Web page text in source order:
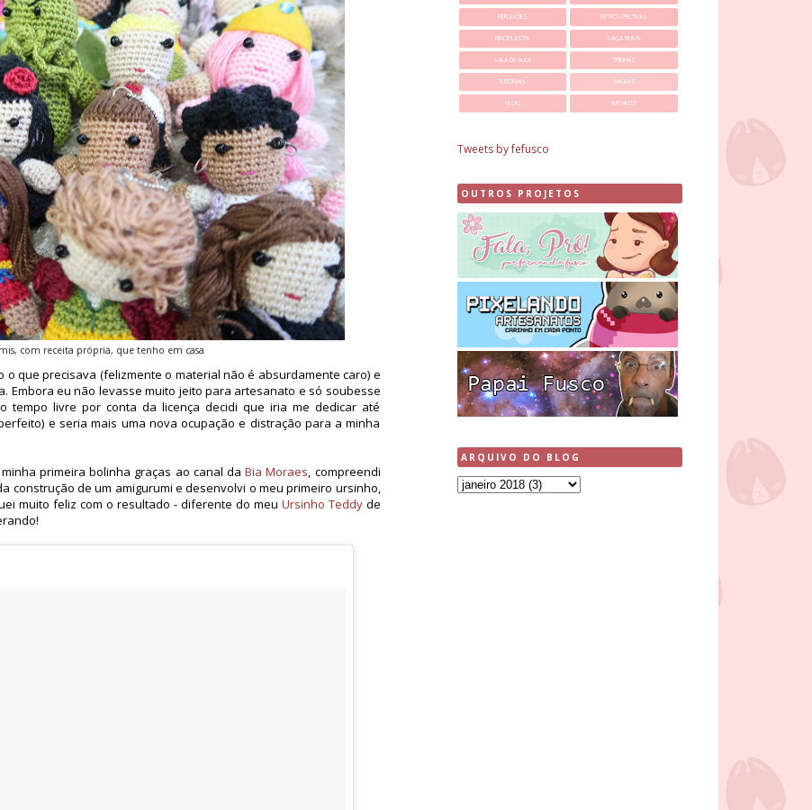
com receita própria, que tenho em casa
o que precisava (felizmente o material não é absurdamente caro) e
Embora eu não levasse muito jeito para artesanato e só soubesse
tempo livre por conta da licença decidi que iria me dedicar até
e seria mais uma nova ocupação e distração para a minha
primeira bolinha graças ao canal daBia Moraes, compreendi
construção de um amigurumi e desenvolvi o meu primeiro ursinho,
muito feliz com o resultado - diferente do meu Ursinho Teddyde
REFLEXÕES RETROSPECTIVAS
RINOPLASTIA SAGA RUIVA
SALA DE AULA TIRINHAS
TUTORIAIS VIAGENS
VLOG WISHLIST
Tweets by fefusco
OUTROS PROJETOS
ARQUIVO DO BLOG